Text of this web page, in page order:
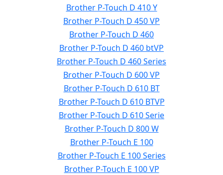
Brother P-Touch D 410 Y
Brother P-Touch D 450 VP
Brother P-Touch D 460
Brother P-Touch D 460 btVP
Brother P-Touch D 460 Series
Brother P-Touch D 600 VP
Brother P-Touch D 610 BT
Brother P-Touch D 610 BTVP
Brother P-Touch D 610 Serie
Brother P-Touch D 800 W
Brother P-Touch E 100
Brother P-Touch E 100 Series
Brother P-Touch E 100 VP